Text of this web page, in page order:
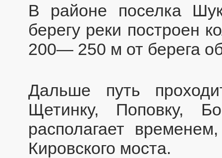
В районе поселка
берегу реки построен
200— 250 м от берега
Дальше путь
Щетинку, Поповку,
располагает
Кировского моста.